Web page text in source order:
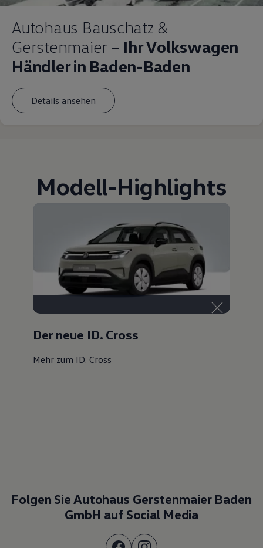
Autohaus Bauschatz &
Gerstenmaier – Ihr Volkswagen
Händler in Baden-Baden
Details ansehen
Modell-Highlights
Der neue ID. Cross
Mehr zum ID. Cross
Folgen Sie Autohaus Gerstenmaier Baden
GmbH auf Social Media